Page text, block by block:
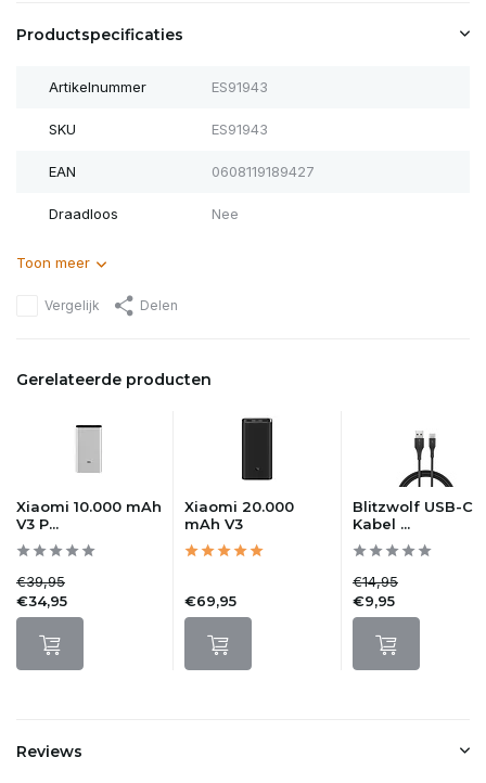
Productspecificaties
Artikelnummer ES91943
SKU ES91943
EAN 0608119189427
Draadloos Nee
Toon meer
Vergelijk Delen
Gerelateerde producten
Xiaomi 10.000 mAh
V3 P...
€39,95
€34,95
Xiaomi 20.000
mAh V3
€69,95
Blitzwolf USB-C
Kabel ...
€14,95
€9,95
Reviews